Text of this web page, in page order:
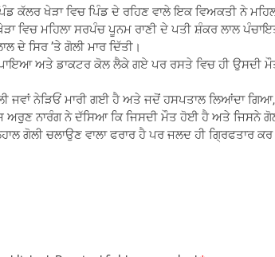
ਕੱਲਰ ਖੇੜਾ ਵਿਚ ਪਿੰਡ ਦੇ ਰਹਿਣ ਵਾਲੇ ਇਕ ਵਿਅਕਤੀ ਨੇ
ਵਿਚ ਮਹਿਲਾ ਸਰਪੰਚ ਪੂਨਮ ਰਾਣੀ ਦੇ ਪਤੀ ਸ਼ੰਕਰ ਲਾਲ
ਦੇ ਸਿਰ ’ਤੇ ਗੋਲੀ ਮਾਰ ਦਿੱਤੀ।
ਅਤੇ ਡਾਕਟਰ ਕੋਲ ਲੈਕੇ ਗਏ ਪਰ ਰਸਤੇ ਵਿਚ ਹੀ
ਜਵਾਂ ਨੇੜਿਓਂ ਮਾਰੀ ਗਈ ਹੈ ਅਤੇ ਜਦੋਂ ਹਸਪਤਾਲ ਲਿਆਂਦਾ
ਨਾਰੰਗ ਨੇ ਦੱਸਿਆ ਕਿ ਜਿਸਦੀ ਮੌਤ ਹੋਈ ਹੈ ਅਤੇ ਜਿਸਨੇ
ਗੋਲੀ ਚਲਾਉਣ ਵਾਲਾ ਫਰਾਰ ਹੈ ਪਰ ਜਲਦ ਹੀ ਗ੍ਰਿਫਤਾਰ